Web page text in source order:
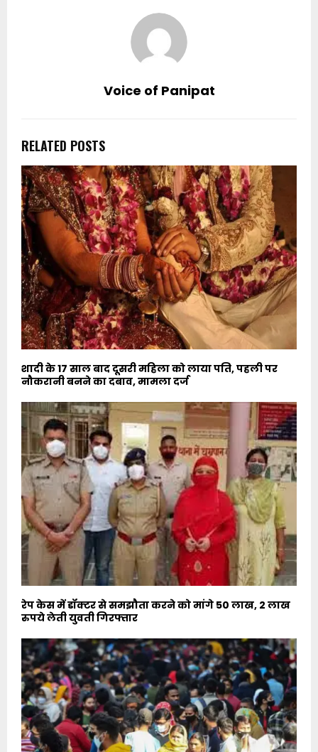
Voice of Panipat
RELATED POSTS
शादी के 17 साल बाद दूसरी महिला को लाया पति, पहली पर
नौकरानी बनने का दबाव, मामला दर्ज
रेप केस में डॉक्टर से समझौता करने को मांगे 50 लाख, 2 लाख
रुपये लेती युवती गिरफ्तार